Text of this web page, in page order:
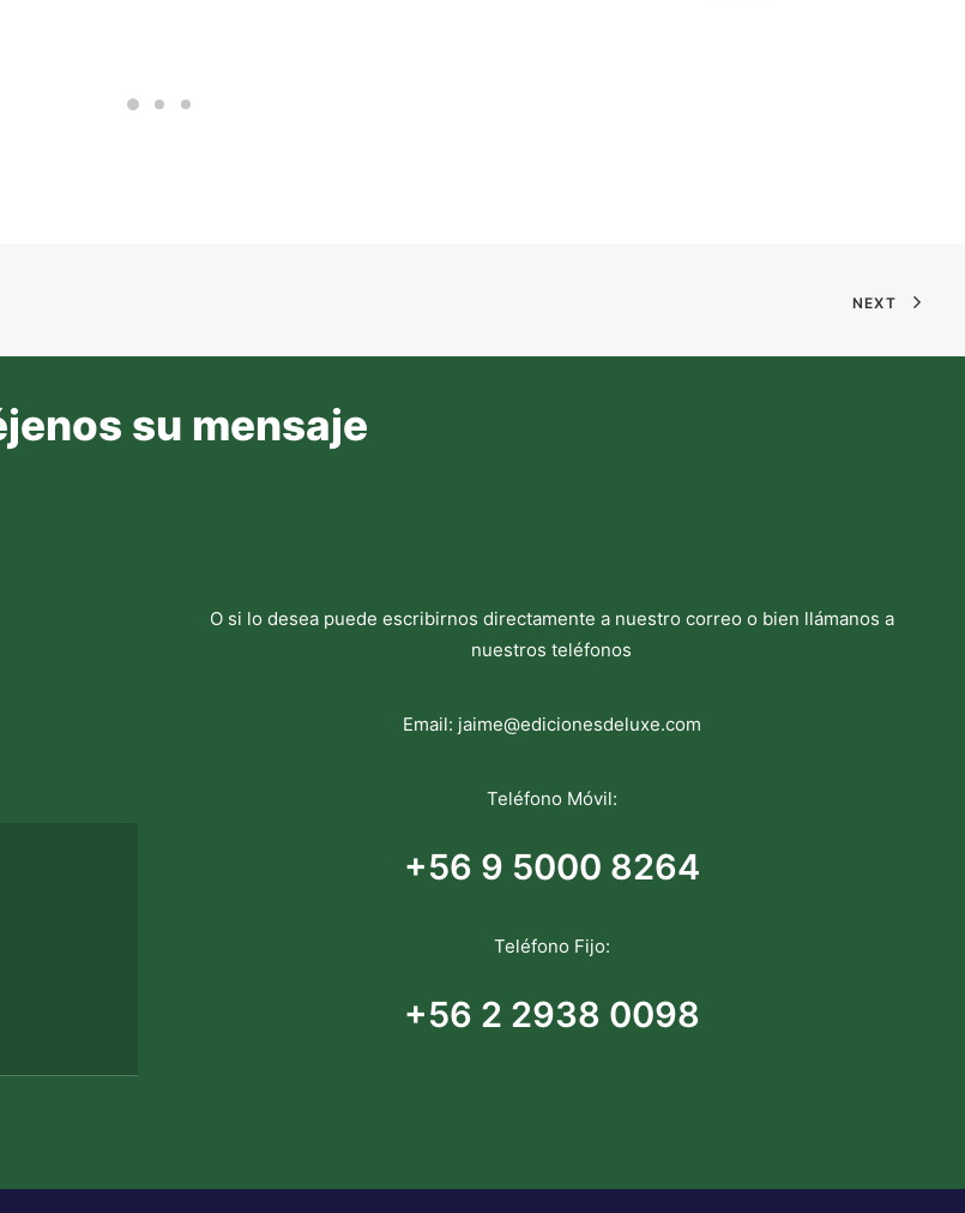
NEXT
su mensaje
O si lo desea puede escribirnos directamente a nuestro correo o bien llámanos a
nuestros teléfonos
Email: jaime@edicionesdeluxe.com
Teléfono Móvil:
+56 9 5000 8264
Teléfono Fijo:
+56 2 2938 0098